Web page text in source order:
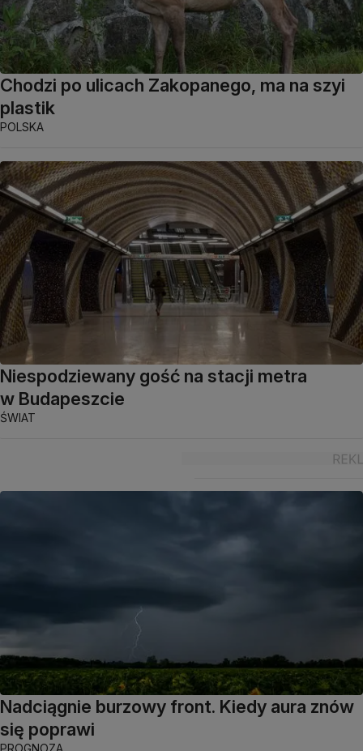
Chodzi po ulicach Zakopanego, ma na szyi
plastik
POLSKA
Niespodziewany gość na stacji metra
w Budapeszcie
ŚWIAT
Nadciągnie burzowy front. Kiedy aura znów
się poprawi
PROGNOZA